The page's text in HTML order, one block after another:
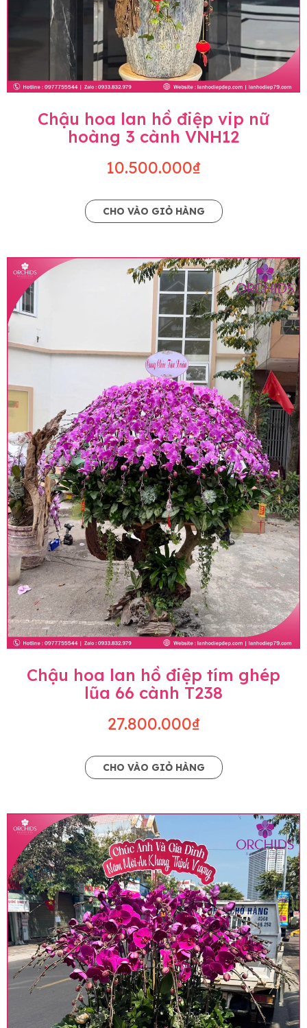
Chậu hoa lan hồ điệp vip nữ
hoàng 3 cành VNH12
10.500.000₫
CHO VÀO GIỎ HÀNG
Chậu hoa lan hồ điệp tím ghép
lũa 66 cành T238
27.800.000₫
CHO VÀO GIỎ HÀNG